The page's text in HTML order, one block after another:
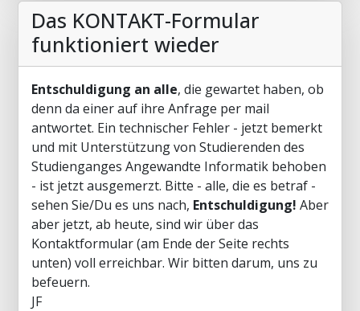
Das KONTAKT-Formular
funktioniert wieder
Entschuldigung an alle, die gewartet haben, ob
denn da einer auf ihre Anfrage per mail
antwortet. Ein technischer Fehler - jetzt bemerkt
und mit Unterstützung von Studierenden des
Studienganges Angewandte Informatik behoben
- ist jetzt ausgemerzt. Bitte - alle, die es betraf -
sehen Sie/Du es uns nach, Entschuldigung! Aber
aber jetzt, ab heute, sind wir über das
Kontaktformular (am Ende der Seite rechts
unten) voll erreichbar. Wir bitten darum, uns zu
befeuern.
JF